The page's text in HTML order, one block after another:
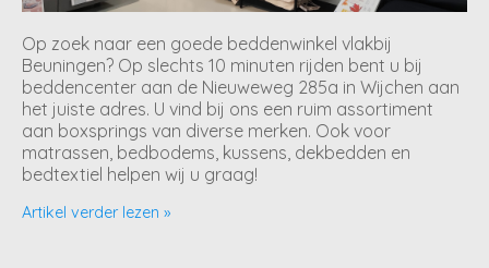
Op zoek naar een goede beddenwinkel vlakbij
Beuningen? Op slechts 10 minuten rijden bent u bij
beddencenter aan de Nieuweweg 285a in Wijchen aan
het juiste adres. U vind bij ons een ruim assortiment
aan boxsprings van diverse merken. Ook voor
matrassen, bedbodems, kussens, dekbedden en
bedtextiel helpen wij u graag!
Artikel verder lezen »